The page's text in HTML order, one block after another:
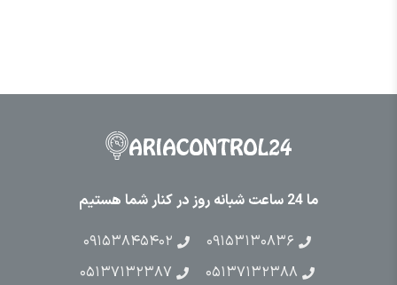
ما 24 ساعت شبانه روز در کنار شما هستیم
۰۹۱۵۳۱۳۰۸۳۶
۰۹۱۵۳۸۴۵۴۰۲
۰۵۱۳۷۱۳۲۳۸۸
۰۵۱۳۷۱۳۲۳۸۷